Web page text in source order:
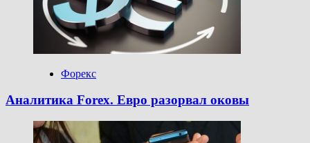
Форекс
Аналитика Forex. Евро разорвал оковы